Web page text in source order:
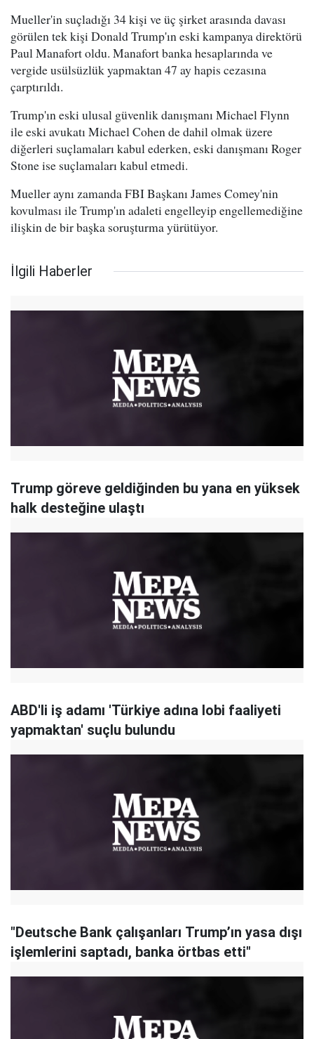
Mueller'in suçladığı 34 kişi ve üç şirket arasında davası
görülen tek kişi Donald Trump'ın eski kampanya direktörü
Paul Manafort oldu. Manafort banka hesaplarında ve
vergide usülsüzlük yapmaktan 47 ay hapis cezasına
çarptırıldı.
Trump'ın eski ulusal güvenlik danışmanı Michael Flynn
ile eski avukatı Michael Cohen de dahil olmak üzere
diğerleri suçlamaları kabul ederken, eski danışmanı Roger
Stone ise suçlamaları kabul etmedi.
Mueller aynı zamanda FBI Başkanı James Comey'nin
kovulması ile Trump'ın adaleti engelleyip engellemediğine
ilişkin de bir başka soruşturma yürütüyor.
İlgili Haberler
Trump göreve geldiğinden bu yana en yüksek
halk desteğine ulaştı
ABD'li iş adamı 'Türkiye adına lobi faaliyeti
yapmaktan' suçlu bulundu
"Deutsche Bank çalışanları Trump’ın yasa dışı
işlemlerini saptadı, banka örtbas etti"